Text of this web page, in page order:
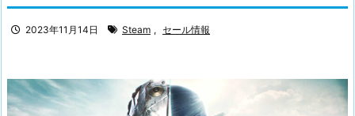
2023年11月14日 Steam , セール情報